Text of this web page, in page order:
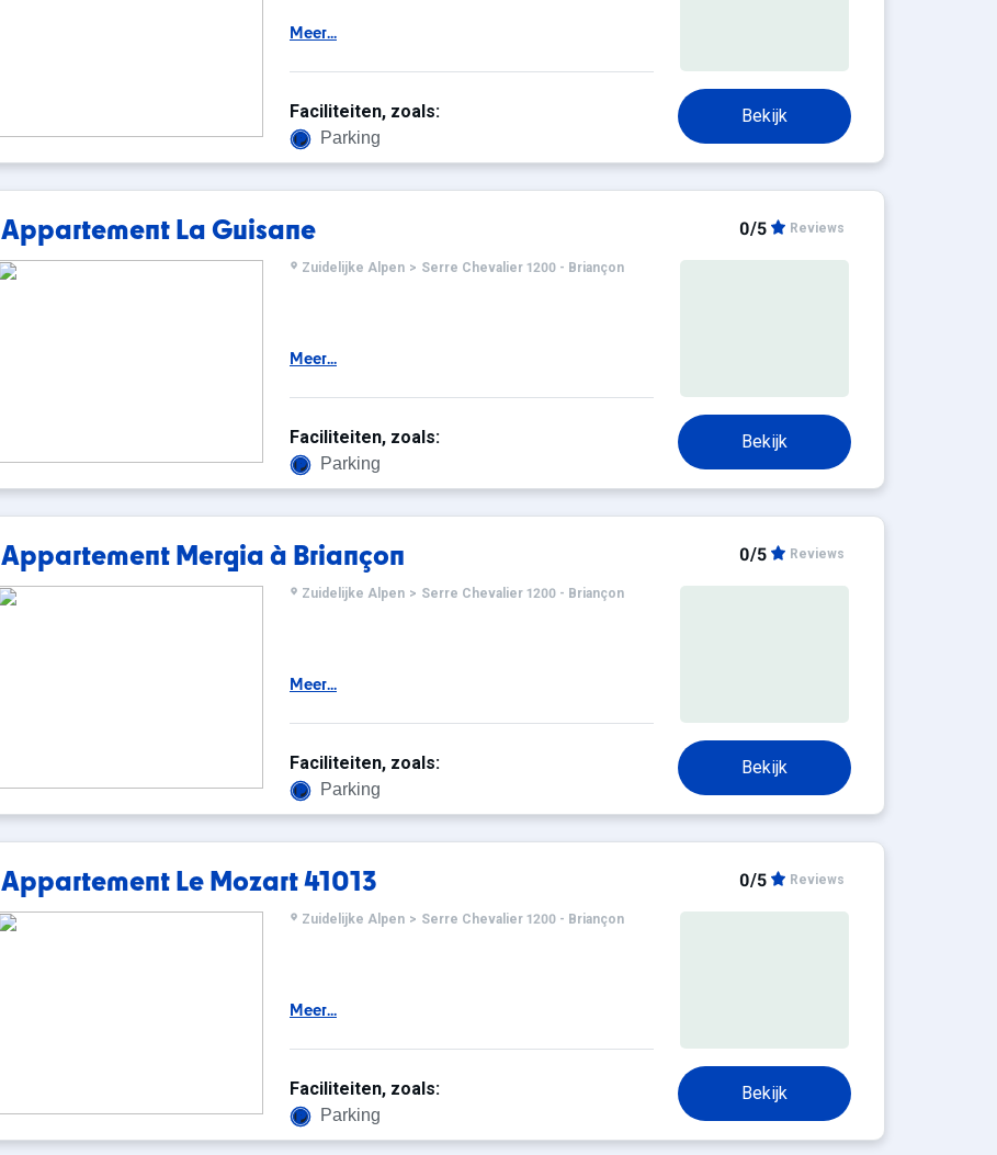
Meer...
Bekijk
Faciliteiten, zoals:
Parking
Appartement La Guisane 0/5 Reviews
Zuidelijke Alpen > Serre Chevalier 1200 - Briançon
Meer...
Bekijk
Faciliteiten, zoals:
Parking
Appartement Mergia à Briançon 0/5 Reviews
Zuidelijke Alpen > Serre Chevalier 1200 - Briançon
Meer...
Bekijk
Faciliteiten, zoals:
Parking
Appartement Le Mozart 41013 0/5 Reviews
Zuidelijke Alpen > Serre Chevalier 1200 - Briançon
Meer...
Bekijk
Faciliteiten, zoals:
Parking